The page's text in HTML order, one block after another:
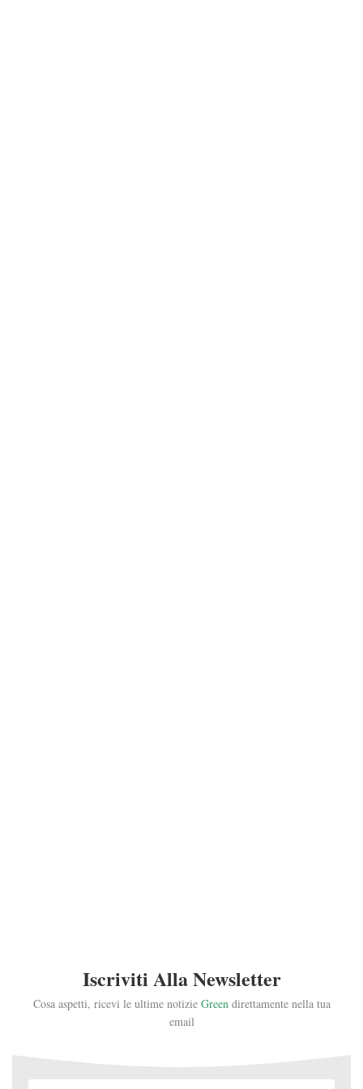
Iscriviti Alla Newsletter
Cosa aspetti, ricevi le ultime notizie Greendirettamente nella tua
email